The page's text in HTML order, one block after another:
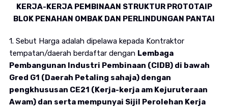
KERJA-KERJA PEMBINAAN STRUKTUR PROTOTAIP
BLOK PENAHAN OMBAK DAN PERLINDUNGAN PANTAI
1. Sebut Harga adalah dipelawa kepada Kontraktor
tempatan/daerah berdaftar dengan Lembaga
Pembangunan Industri Pembinaan (CIDB) di bawah
Gred G1 (Daerah Petaling sahaja) dengan
pengkhususan CE21 (Kerja-kerja am Kejuruteraan
Awam) dan serta mempunyai Sijil Perolehan Kerja